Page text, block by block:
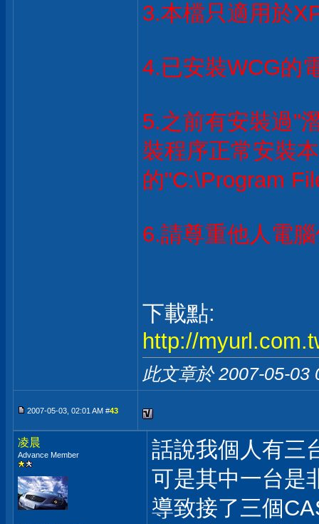
3.本檔只適用於
4.已安裝WCG的
5.之前有安裝過"
裝程序正常安裝
的"C:\Program
6.請尊重他人電
下載點:
http://
此文章於 2007-05-03
2007-05-03, 02:01 AM #43
凌晨
Advance Member
話說我個人有三
可是其中一台是
導致接了三個